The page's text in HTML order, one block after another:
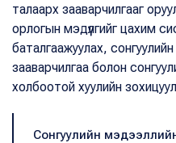
талаарх зааварчилгааг
орлогын мэдүүлгийг цахим
баталгаажуулах,
зааварчилгаа болон
холбоотой хуулийн
Сонгуулийн